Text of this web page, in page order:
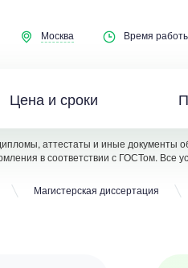
Москва Время
Цена и сроки
аттестаты и иные документы
в соответствии с ГОСТом. Все
Магистерская диссертация